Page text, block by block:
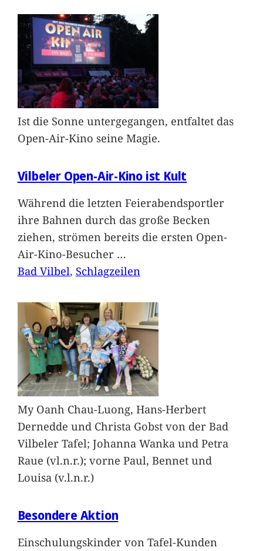
Ist die Sonne untergegangen, entfaltet das
Open-Air-Kino seine Magie.
Vilbeler Open-Air-Kino ist Kult
Während die letzten Feierabendsportler
ihre Bahnen durch das große Becken
ziehen, strömen bereits die ersten Open-
Air-Kino-Besucher …
Bad Vilbel, Schlagzeilen
My Oanh Chau-Luong, Hans-Herbert
Dernedde und Christa Gobst von der Bad
Vilbeler Tafel; Johanna Wanka und Petra
Raue (vl.n.r.); vorne Paul, Bennet und
Louisa (v.l.n.r.)
Besondere Aktion
Einschulungskinder von Tafel-Kunden